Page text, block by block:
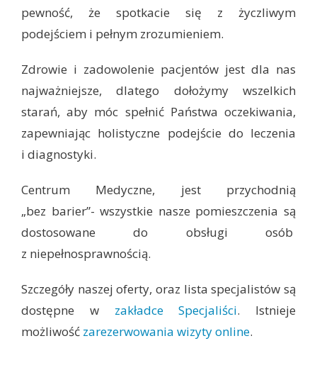
pewność, że spotkacie się z życzliwym
podejściem i pełnym zrozumieniem.
Zdrowie i zadowolenie pacjentów jest dla nas
najważniejsze, dlatego dołożymy wszelkich
starań, aby móc spełnić Państwa oczekiwania,
zapewniając holistyczne podejście do leczenia
i diagnostyki.
Centrum Medyczne, jest przychodnią
„bez barier”- wszystkie nasze pomieszczenia są
dostosowane do obsługi osób
z niepełnosprawnością.
Szczegóły naszej oferty, oraz lista specjalistów są
dostępne w zakładce Specjaliści. Istnieje
możliwość zarezerwowania wizyty online.